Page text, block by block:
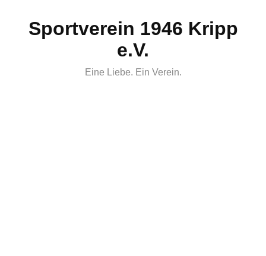
Sportverein 1946 Kripp
e.V.
Eine Liebe. Ein Verein.